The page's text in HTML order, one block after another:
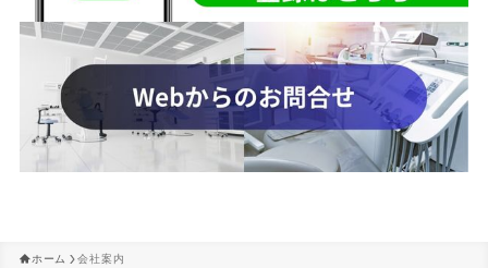
ホーム 会社案内